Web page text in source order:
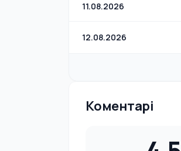
11.08.2026
12.08.2026
Коментарі